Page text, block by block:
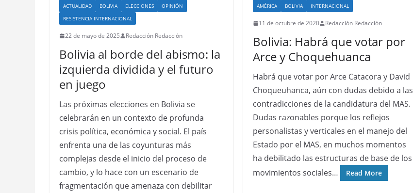
ACTUALIDAD BOLIVIA ELECCIONES
OPINIÓN
RESISTENCIA INTERNACIONAL
22 de mayo de 2025 Redacción Redacción
Bolivia al borde del abismo: la
izquierda dividida y el futuro
en juego
Las próximas elecciones en Bolivia se
celebrarán en un contexto de profunda
crisis política, económica y social. El país
enfrenta una de las coyunturas más
complejas desde el inicio del proceso de
cambio, y lo hace con un escenario de
fragmentación que amenaza con debilitar
AMÉRICA BOLIVIA INTERNACIONAL
11 de octubre de 2020 Redacción Redacción
Bolivia: Habrá que votar por
Arce y Choquehuanca
Habrá que votar por Arce Catacora y David
Choqueuhanca, aún con dudas debido a las
contradicciones de la candidatura del MAS.
Dudas razonables porque los reflejos
personalistas y verticales en el manejo del
Estado por el MAS, en muchos momentos
ha debilitado las estructuras de base de los
movimientos sociales…
Read More